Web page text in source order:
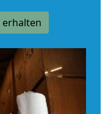
erhalten